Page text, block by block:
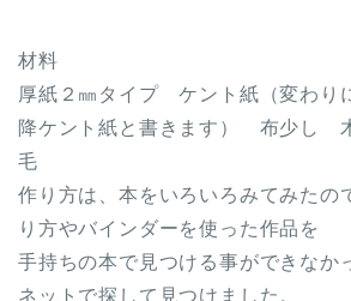
材料
厚紙２㎜タイプ ケント紙（変わり
降ケント紙と書きます） 布少し
毛
作り方は、本をいろいろみてみたの
り方やバインダーを使った作品を
手持ちの本で見つける事ができなか
ネットで探して見つけました。